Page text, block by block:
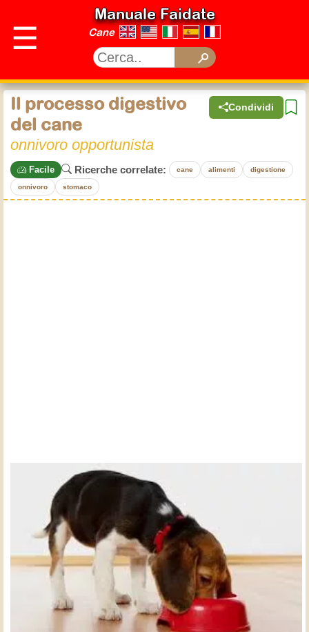
☰
Manuale Faidate
Cane
Condividi
Il processo digestivo
del cane
onnivoro opportunista
Facile Ricerche correlate: cane alimenti digestione
onnivoro stomaco